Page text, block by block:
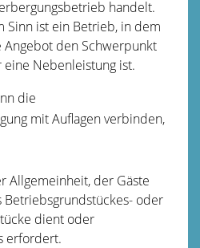
handelt.
Sinn ist ein Betrieb, in dem
Angebot den Schwerpunkt
Nebenleistung ist.
die
mit Auflagen verbinden,
Allgemeinheit, der Gäste
oder
dient oder
erfordert.